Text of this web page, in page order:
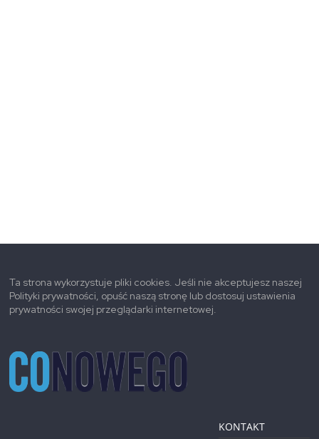
Ta strona wykorzystuje pliki cookies. Jeśli nie akceptujesz naszej
Polityki prywatności, opuść naszą stronę lub dostosuj ustawienia
prywatności swojej przeglądarki internetowej.
KONTAKT